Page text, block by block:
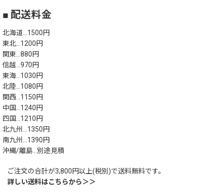
■ 配送料金
北海道…1500円
東北…1200円
関東…880円
信越…970円
東海…1030円
北陸…1080円
関西…1150円
中国…1240円
四国…1210円
北九州…1350円
南九州…1390円
沖縄/離島…別途見積
ご注文の合計が3,800円以上(税別)で送料無料です。
詳しい送料はこちらから＞＞